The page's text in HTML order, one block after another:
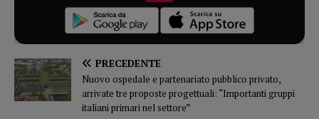
PRECEDENTE
Nuovo ospedale e partenariato pubblico privato,
arrivate tre proposte progettuali: “Importanti gruppi
italiani primari nel settore”